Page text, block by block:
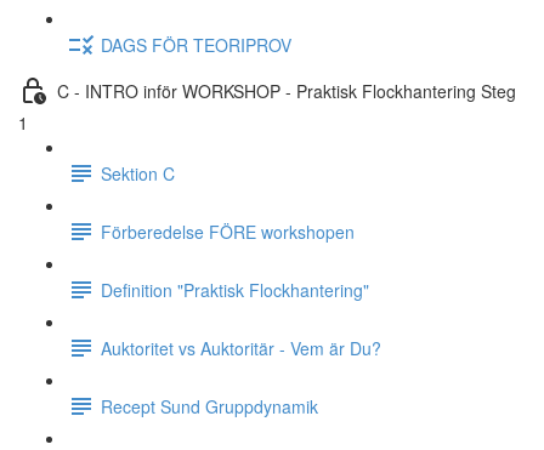
DAGS FÖR TEORIPROV
C - INTRO inför WORKSHOP - Praktisk Flockhantering Steg
1
Sektion C
Förberedelse FÖRE workshopen
Definition "Praktisk Flockhantering"
Auktoritet vs Auktoritär - Vem är Du?
Recept Sund Gruppdynamik